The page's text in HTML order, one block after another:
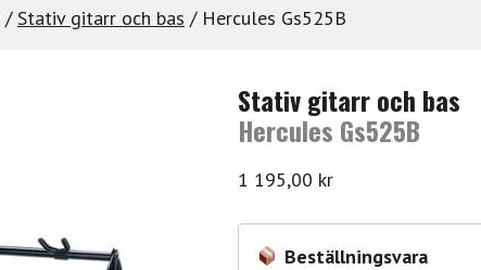
/Stativ gitarr och bas / Hercules Gs525B
Stativ gitarr och bas
Hercules Gs525B
1 195,00 kr
Beställningsvara